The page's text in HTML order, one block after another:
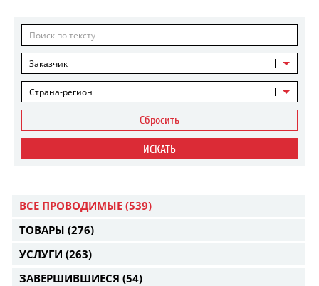
Заказчик
Страна-регион
Сбросить
ИСКАТЬ
ВСЕ ПРОВОДИМЫЕ (539)
ТОВАРЫ (276)
УСЛУГИ (263)
ЗАВЕРШИВШИЕСЯ (54)